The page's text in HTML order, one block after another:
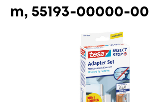
m, 55193-00000-00